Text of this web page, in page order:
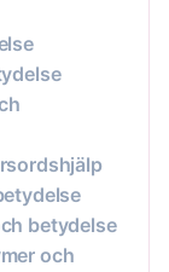
betydelse
och